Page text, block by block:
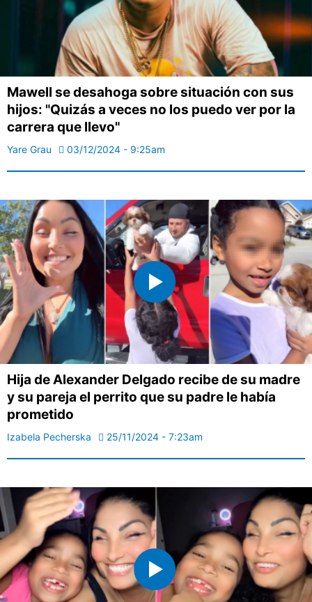
Mawell se desahoga sobre situación con sus
hijos: "Quizás a veces no los puedo ver por la
carrera que llevo"
Yare Grau 03/12/2024 - 9:25am
Hija de Alexander Delgado recibe de su madre
y su pareja el perrito que su padre le había
prometido
Izabela Pecherska 25/11/2024 - 7:23am